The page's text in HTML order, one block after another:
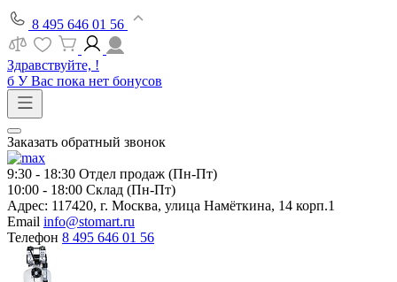
8 495 646 01 56
Здравствуйте, !
б У Вас пока нет бонусов
Заказать обратный звонок
9:30 - 18:30 Отдел продаж (Пн-Пт)
10:00 - 18:00 Склад (Пн-Пт)
Адрес: 117420, г. Москва, улица Намёткина, 14 корп.1
Email info@stomart.ru
Телефон 8 495 646 01 56